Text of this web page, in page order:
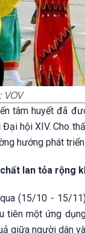
VOV
tâm huyết đã
hội XIV. Cho
hướng phát
lan tỏa rộng
(15/10 - 15/
tiên một ứng
giữa người dân